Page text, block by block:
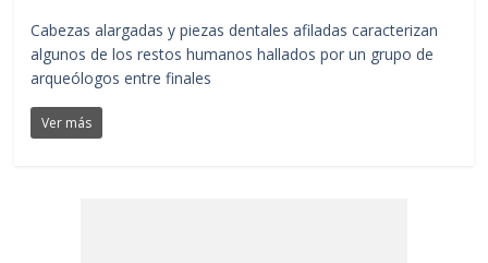
Cabezas alargadas y piezas dentales afiladas caracterizan
algunos de los restos humanos hallados por un grupo de
arqueólogos entre finales
Ver más